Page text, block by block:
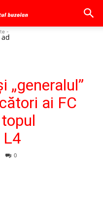
-
„generalul”
ai FC
0